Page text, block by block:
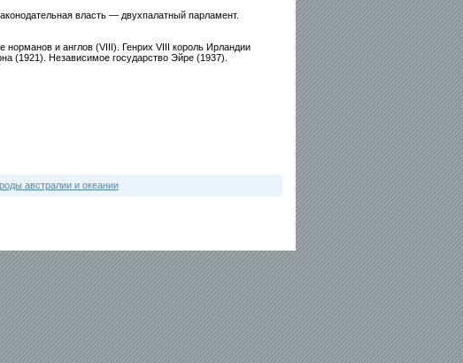
власть — двухпалатный парламент.
и англов (VIII). Генрих VIII король Ирландии
(1921). Независимое государство Эйре (1937).
австралии и океании